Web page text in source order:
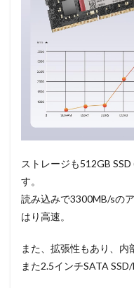
ストレージも512GB
す。
読み込みで3300MB/sの
はり高速。
また、拡張性もあり、内
また2.5インチSATA